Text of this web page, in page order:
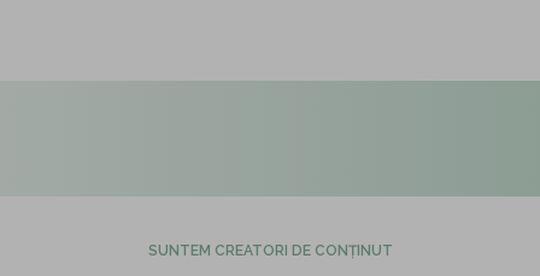
SUNTEM CREATORI DE CONȚINUT